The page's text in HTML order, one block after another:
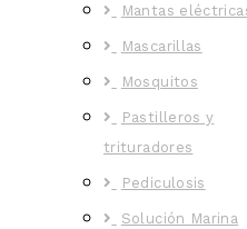
Mantas
Mascarillas
Mosquitos
Pastilleros y
trituradores
Pediculosis
Solución Marina